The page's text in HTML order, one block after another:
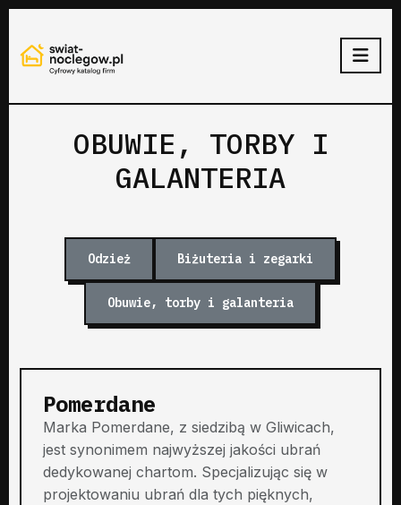
OBUWIE, TORBY I
GALANTERIA
Odzież Biżuteria i zegarki
Obuwie, torby i galanteria
Pomerdane
Marka Pomerdane, z siedzibą w Gliwicach,
jest synonimem najwyższej jakości ubrań
dedykowanej chartom. Specjalizując się w
projektowaniu ubrań dla tych pięknych,